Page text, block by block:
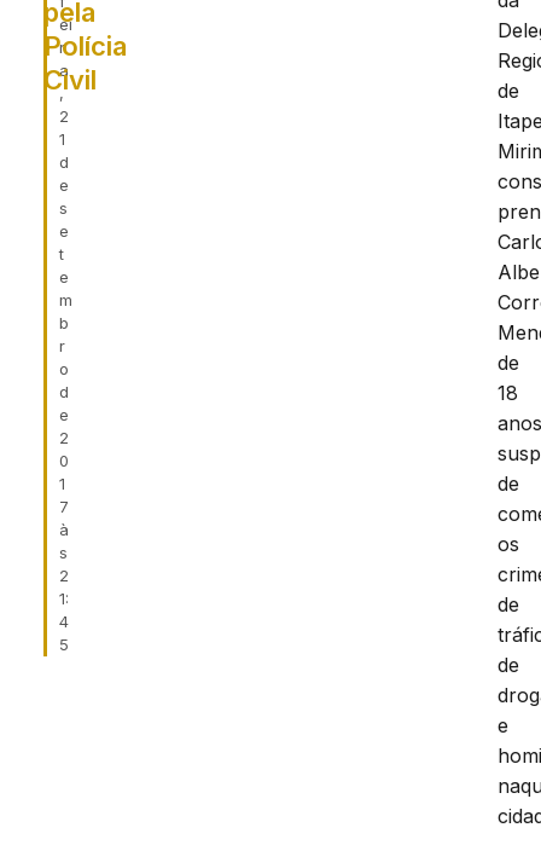
ei
r
a
,
2
1
d
e
s
e
t
e
m
b
r
o
d
e
2
0
1
7
à
s
2
1:
4
5
pela
Polícia
Civil
de
de
18
de
os
de
de
e